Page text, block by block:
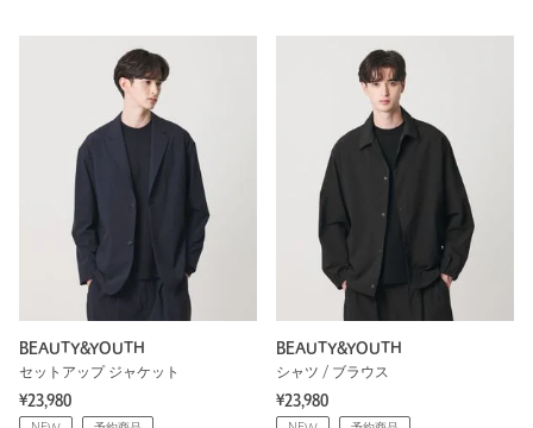
BEAUTY&YOUTH
セットアップ ジャケット
¥23,980
BEAUTY&YOUTH
シャツ / ブラウス
¥23,980